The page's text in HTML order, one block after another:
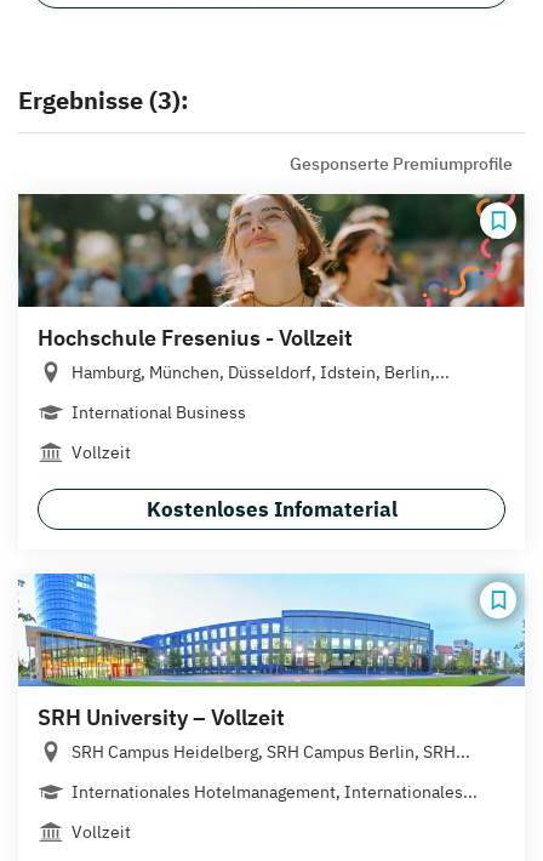
Ergebnisse (3):
Gesponserte Premiumprofile
Hochschule Fresenius - Vollzeit
Hamburg, München, Düsseldorf, Idstein, Berlin,...
International Business
Vollzeit
Kostenloses Infomaterial
SRH University – Vollzeit
SRH Campus Heidelberg, SRH Campus Berlin, SRH...
Internationales Hotelmanagement, Internationales...
Vollzeit